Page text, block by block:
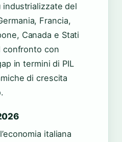
del
Francia,
Canada e Stati
confronto con
in termini di PIL
di crescita
italiana